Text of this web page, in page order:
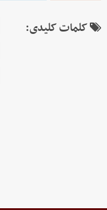
کلمات کلیدی: